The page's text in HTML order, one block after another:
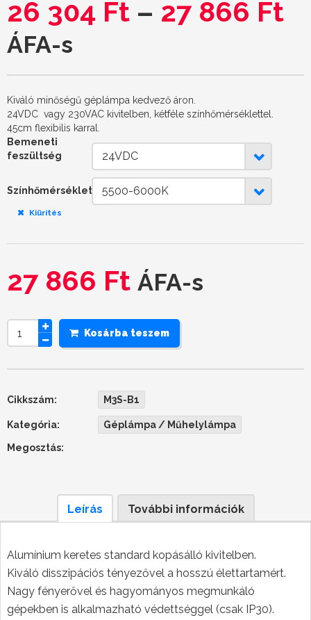
26 304 Ft – 27 866 Ft
ÁFA-s
Kiváló minőségű géplámpa kedvező áron.
24VDC vagy 230VAC kivitelben, kétféle színhőmérséklettel.
45cm flexibilis karral.
Bemeneti
feszültség
24VDC
Színhőmérséklet 5500-6000K
Kiürítés
27 866 Ft ÁFA-s
Kosárba teszem
Cikkszám: M3S-B1
Kategória: Géplámpa / Műhelylámpa
Megosztás:
Leírás További információk
Alumínium keretes standard kopásálló kivitelben.
Kiváló disszipációs tényezővel a hosszú élettartamért.
Nagy fényerővel és hagyományos megmunkáló
gépekben is alkalmazható védettséggel (csak IP30).